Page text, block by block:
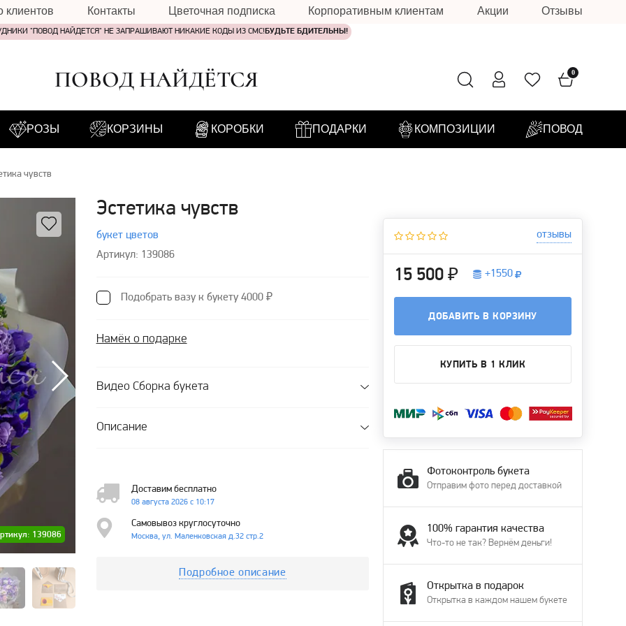
клиентов Контакты Цветочная подписка Корпоративным клиентам Акции Отзывы
"ПОВОД НАЙДЕТСЯ" НЕ ЗАПРАШИВАЮТ НИКАКИЕ КОДЫ ИЗ СМС! БУДЬТЕ БДИТЕЛЬНЫ!
ПОВОД НАЙДЁТСЯ 0
РОЗЫ КОРЗИНЫ КОРОБКИ ПОДАРКИ КОМПОЗИЦИИ ПОВОД
чувств
139086
Эстетика чувств
букет цветов
Артикул: 139086
Подобрать вазу к букету 4000 ₽
Намёк о подарке
Видео Сборка букета
Описание
Доставим бесплатно
08 августа 2026 с 10:17
Самовывоз круглосуточно
Москва, ул. Маленковская д.32 стр.2
Подробное описание
отзывы
15 500 ₽ +1550
ДОБАВИТЬ В КОРЗИНУ
КУПИТЬ В 1 КЛИК
Фотоконтроль букета
Отправим фото перед доставкой
100% гарантия качества
Что-то не так? Вернём деньги!
Открытка в подарок
Открытка в каждом нашем букете